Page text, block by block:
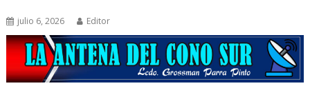
julio 6, 2026 Editor